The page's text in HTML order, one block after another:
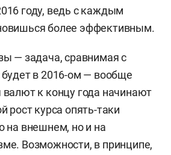
году, ведь с каждым
более эффективным.
— задача, сравнимая с
будет в 2016-ом — вообще
валют к концу года начинают
рост курса опять-таки
на внешнем, но и на
Возможности, в принципе,